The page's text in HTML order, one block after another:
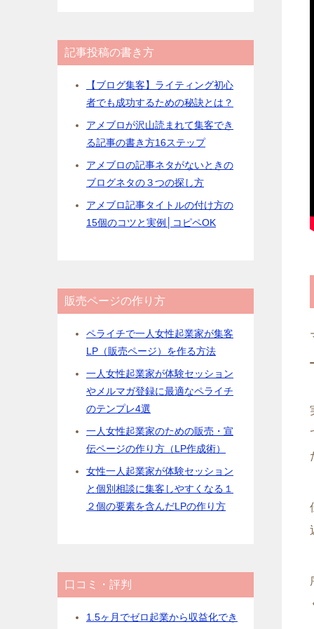
記事投稿の書き方
【ブログ集客】ライティング初心
者でも成功するための秘訣とは？
アメブロが沢山読まれて集客でき
る記事の書き方16ステップ
アメブロの記事ネタがないときの
ブログネタの３つの探し方
アメブロ記事タイトルの付け方の
15個のコツと実例│コピペOK
販売ページの作り方
ペライチで一人女性起業家が集客
LP（販売ページ）を作る方法
一人女性起業家が体験セッション
やメルマガ登録に最適なペライチ
のテンプレ4選
一人女性起業家のための販売・宣
伝ページの作り方（LP作成術）
女性一人起業家が体験セッション
と個別相談に集客しやすくなる１
２個の要素を含んだLPの作り方
口コミ・評判
1.5ヶ月でゼロ起業から収益化でき